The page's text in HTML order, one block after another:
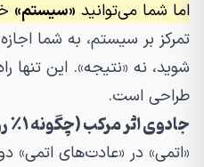
اما شما می‌توانید «سیستم»
تمرکز بر سیستم، به شما
شوید، نه «نتیجه». این تنها
طراحی است.
جادوی اثر مرکب (چگونه ۱٪ روزانه شما را نابغه می‌کند)
«اتمی» در «عادت‌های اتمی» دو